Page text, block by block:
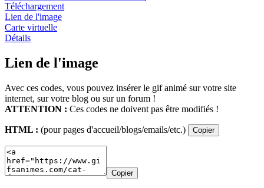
Téléchargement
Lien de l'image
Carte virtuelle
Détails
Lien de l'image
Avec ces codes, vous pouvez insérer le gif animé sur votre site
internet, sur votre blog ou sur un forum !
ATTENTION : Ces codes ne doivent pas être modifiés !
HTML : (pour pages d'accueil/blogs/emails/etc.) Copier
Copier